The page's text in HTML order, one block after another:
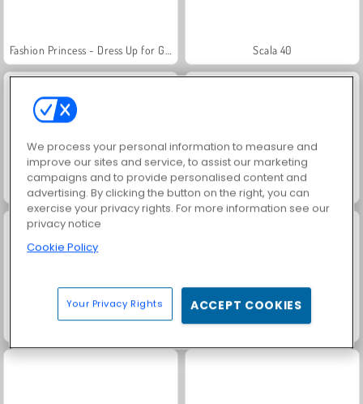
Scala 40
Juice Merge Grand Mahjong Connect
Jewel Garden Story
We process your personal information to measure and
improve our sites and service, to assist our marketing
campaigns and to provide personalised content and
advertising. By clicking the button on the right, you can
exercise your privacy rights. For more information see our
privacy notice
Cookie Policy
Your Privacy Rights ACCEPT COOKIES